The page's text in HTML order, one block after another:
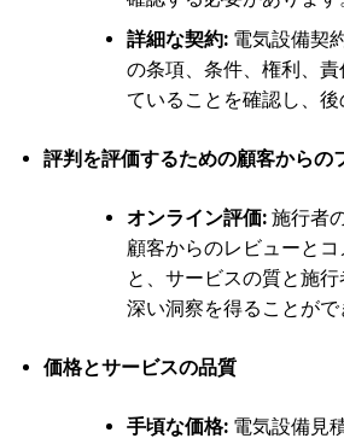
詳細な契約:電気設備契
の条項、条件、権利、
ていることを確認し、後
評判を評価するための顧客からの
オンライン評価:施行者
顧客からのレビューと
と、サービスの質と施
深い洞察を得ることがで
価格とサービスの品質
手頃な価格:電気設備見